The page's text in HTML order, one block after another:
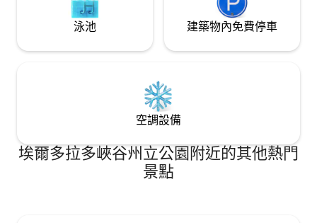
泳池 建築物內免費停車
空調設備
埃爾多拉多峽谷州立公園附近的其他熱門
景點